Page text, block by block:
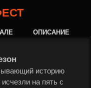
ОПИСАНИЕ
историю
на пять с